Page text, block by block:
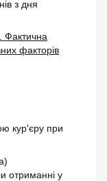
з дня
Фактична
факторів
кур'єру при
отриманні у